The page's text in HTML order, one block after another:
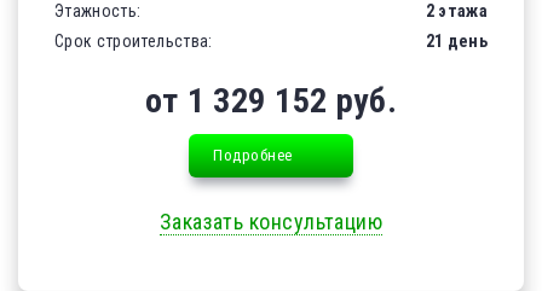
Этажность:
2 этажа
Срок строительства:
21 день
от 1 329 152 руб.
Подробнее
Заказать консультацию